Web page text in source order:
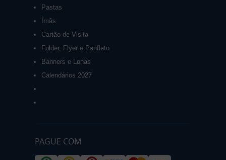
Pastas
Ímãs
Cartão de Visita
Folder, Flyer e Panfleto
Banners e Lonas
Calendários 2027
PAGUE COM